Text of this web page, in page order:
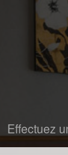
Effectuez